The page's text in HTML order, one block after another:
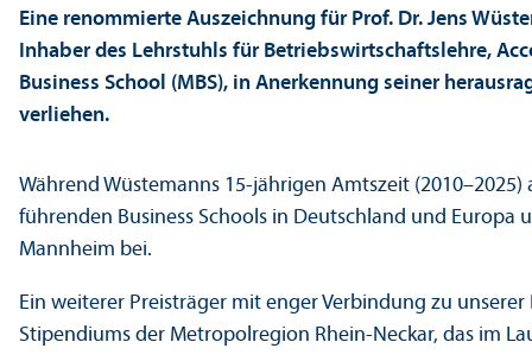
Eine renommierte Auszeichnung für Prof. Dr. Jens
Inhaber des Lehr­stuhls für Betriebs­wirtschafts­lehre,
Business School (MBS), in Anerkennung seiner
verliehen.
Während Wüstemanns 15-jährigen Amtszeit
führenden Business Schools in Deutschland und
Mannheim bei.
Ein weiterer Preisträger mit enger Verbindung zu
Stipendiums der Metropolregion Rhein-Neckar, das im